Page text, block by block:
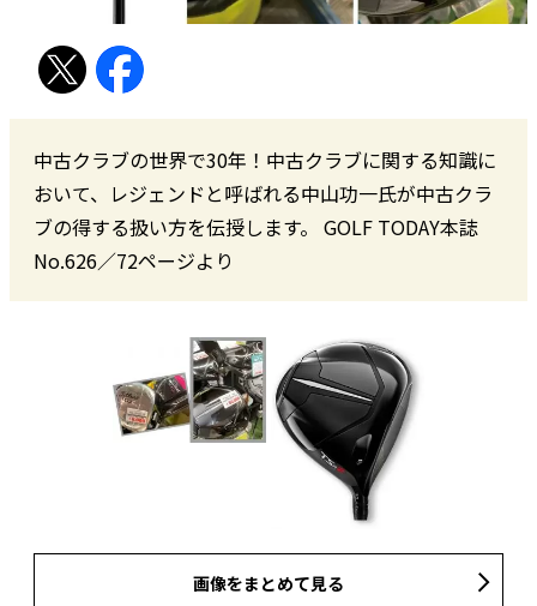
中古クラブの世界で30年！中古クラブに関する知識に
おいて、レジェンドと呼ばれる中山功一氏が中古クラ
ブの得する扱い方を伝授します。 GOLF TODAY本誌
No.626／72ページより
画像をまとめて見る